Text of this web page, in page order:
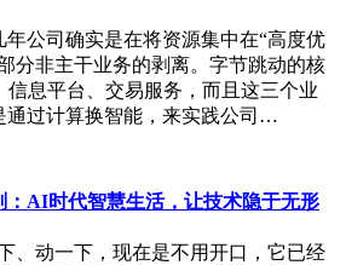
的技术支撑。
公司确实是在将资源集中在“高度优
分非主干业务的剥离。字节跳动的核
息平台、交易服务，而且这三个业
通过计算换智能，来实践公司…
：AI时代智慧生活，让技术隐于无形
、动一下，现在是不用开口，它已经